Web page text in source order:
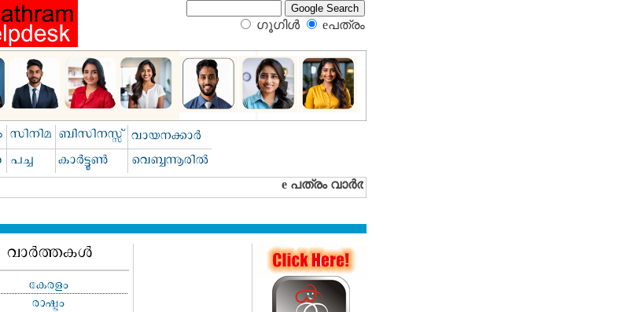
ഗൂഗിള്‍ eപത്രം‍